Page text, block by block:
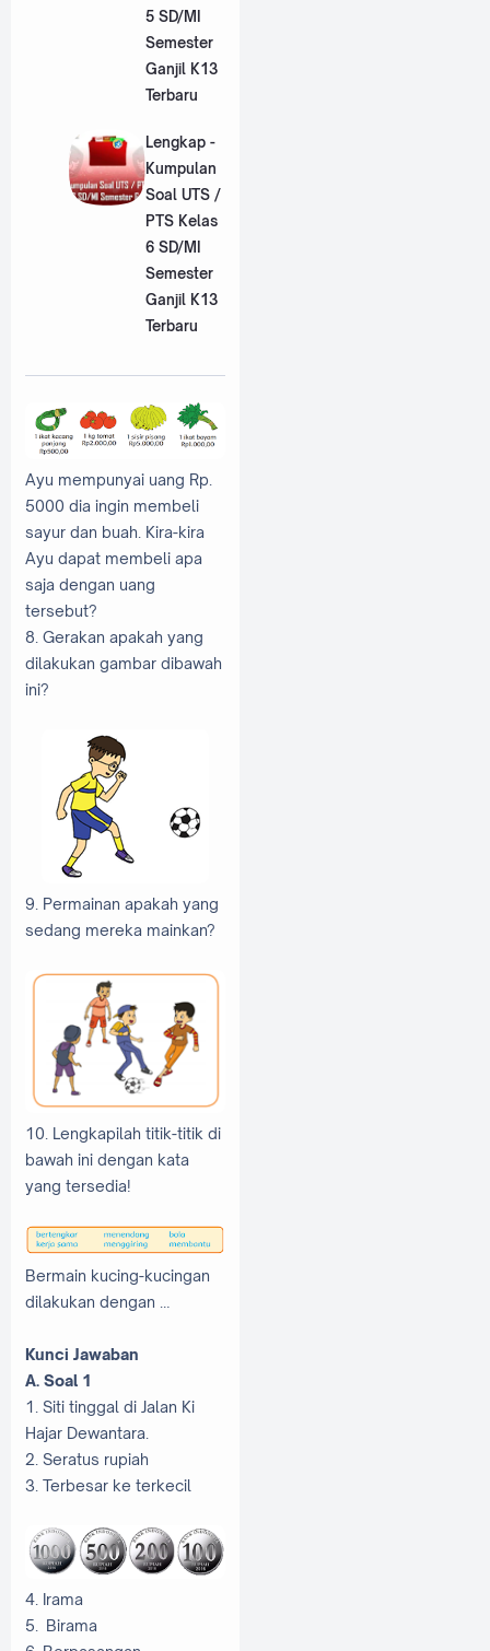
5 SD/MI
Semester
Ganjil K13
Terbaru
Lengkap -
Kumpulan
Soal UTS /
PTS Kelas
6 SD/MI
Semester
Ganjil K13
Terbaru
Ayu mempunyai uang Rp.
5000 dia ingin membeli
sayur dan buah. Kira-kira
Ayu dapat membeli apa
saja dengan uang
tersebut?
8. Gerakan apakah yang
dilakukan gambar dibawah
ini?
9. Permainan apakah yang
sedang mereka mainkan?
10. Lengkapilah titik-titik di
bawah ini dengan kata
yang tersedia!
Bermain kucing-kucingan
dilakukan dengan …
Kunci Jawaban
A. Soal 1
1. Siti tinggal di Jalan Ki
Hajar Dewantara.
2. Seratus rupiah
3. Terbesar ke terkecil
4. Irama
5.
Birama